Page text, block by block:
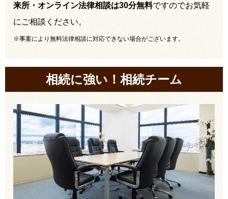
来所・オンライン法律相談は30分無料ですのでお気軽
にご相談ください。
※事案により無料法律相談に対応できない場合がございます。
相続に強い！相続チーム